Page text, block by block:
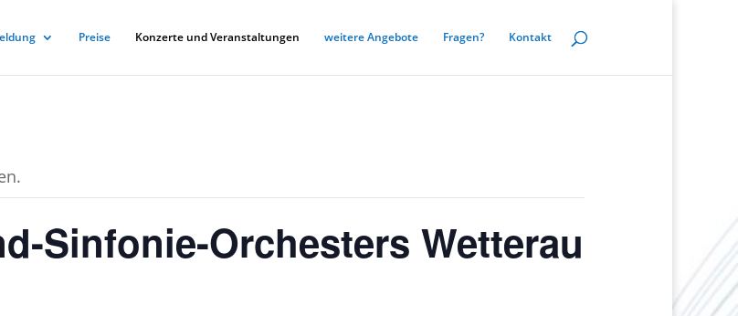
Preise Konzerte und Veranstaltungen weitere Angebote Fragen? Kontakt
Sinfonie-Orchesters Wetterau